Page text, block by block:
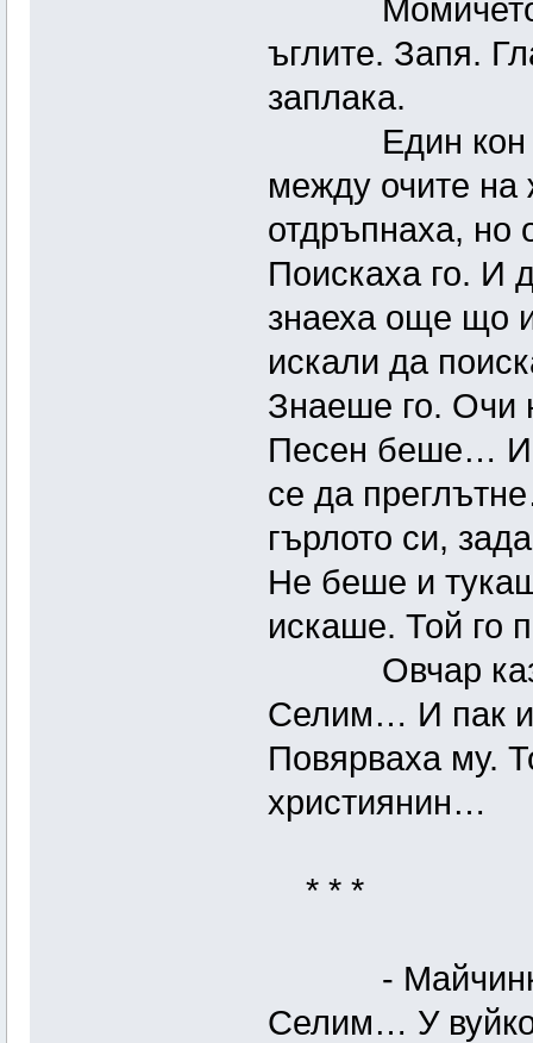
Момичето
ъглите. Запя.
заплака.
Един кон
между очите
отдръпнаха, но
Поискаха го. И
знаеха още що
искали да
Знаеше го. Очи
Песен беше… И
се да
гърлото си,
Не беше и
искаше. Той го
Овчар каза,
Селим… И пак
Повярваха му.
християнин…
* * *
- Майчинко…
Селим… У